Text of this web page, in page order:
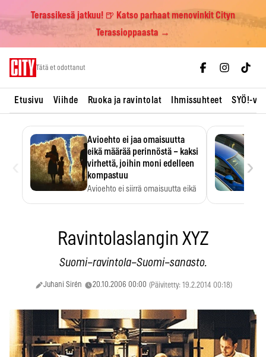
Terassikesä jatkuu! 🍺 Katso parhaat menovinkit Cityn
Terassioppaasta →
Tätä et odottanut
Etusivu Viihde Ruoka ja ravintolat Ihmissuhteet SYÖ!-
Avioehto ei jaa omaisuutta
eikä määrää perinnöstä – kaksi
virhettä, joihin moni edelleen
kompastuu
Avioehto ei siirrä omaisuutta eikä
›
Ravintolaslangin XYZ
Suomi–ravintola–Suomi–sanasto.
Juhani Sirén 20.10.2006 00:00 (Päivitetty: 19.2.2014 00:18)